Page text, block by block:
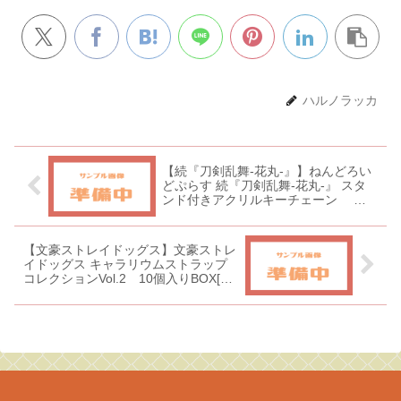
ハルノラッカ
【続『刀剣乱舞-花丸-』】ねんどろい
どぷらす 続『刀剣乱舞-花丸-』 スタ
ンド付きアクリルキーチェーン 新
【文豪ストレイドッグス】文豪ストレ
イドッグス キャラリウムストラップ
コレクションVol.2 10個入りBOX[ブ
約》